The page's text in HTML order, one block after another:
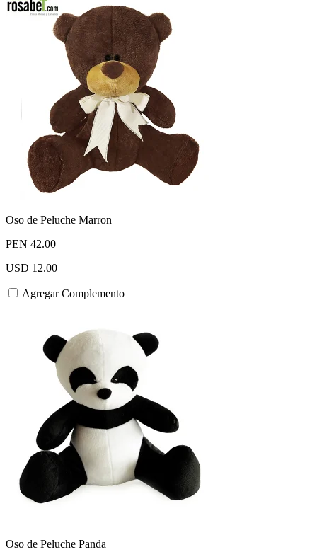
Oso de Peluche Marron
PEN 42.00
USD 12.00
Agregar Complemento
Oso de Peluche Panda